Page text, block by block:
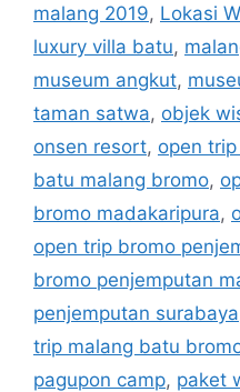
malang 2019, Lokasi
luxury villa batu,
museum angkut,
taman satwa, objek
onsen resort, open
batu malang bromo,
bromo madakaripura,
open trip bromo
bromo penjemputan
penjemputan surabaya
trip malang batu
pagupon camp, paket